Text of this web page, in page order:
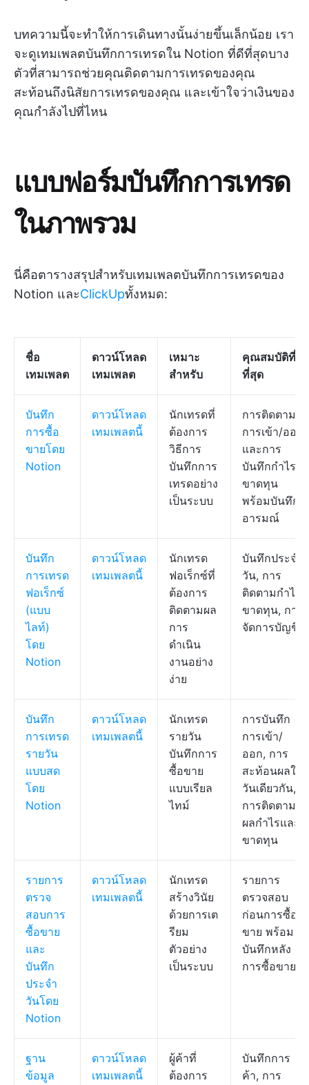
บทความนี้จะทำให้การเดินทางนั้นง่ายขึ้นเล็กน้อย เรา
จะดูเทมเพลตบันทึกการเทรดใน Notion ที่ดีที่สุดบาง
ตัวที่สามารถช่วยคุณติดตามการเทรดของคุณ
สะท้อนถึงนิสัยการเทรดของคุณ และเข้าใจว่าเงินของ
คุณกำลังไปที่ไหน
แบบฟอร์มบันทึกการเทรด
ในภาพรวม
นี่คือตารางสรุปสำหรับเทมเพลตบันทึกการเทรดของ
Notion และClickUpทั้งหมด:
ชื่อ
เทมเพลต
ดาวน์โหลด
เทมเพลต
เหมาะ
สำหรับ
คุณสมบัติที่ดี
ที่สุด
บันทึก
การซื้อ
ขายโดย
Notion
ดาวน์โหลด
เทมเพลตนี้
นักเทรดที่
ต้องการ
วิธีการ
บันทึกการ
เทรดอย่าง
เป็นระบบ
การติดตาม
การเข้า/ออก
และการ
บันทึกกำไร
ขาดทุน
พร้อมบันทึก
อารมณ์
บันทึก
การเทรด
ฟอเร็กซ์
(แบบ
ไลท์)
โดย
Notion
ดาวน์โหลด
เทมเพลตนี้
นักเทรด
ฟอเร็กซ์ที่
ต้องการ
ติดตามผล
การ
ดำเนิน
งานอย่าง
ง่าย
บันทึกประจำ
วัน, การ
ติดตามกำไร
ขาดทุน, การ
จัดการบัญชี
บันทึก
การเทรด
รายวัน
แบบสด
โดย
Notion
ดาวน์โหลด
เทมเพลตนี้
นักเทรด
รายวัน
บันทึกการ
ซื้อขาย
แบบเรียล
ไทม์
การบันทึก
การเข้า/
ออก, การ
สะท้อนผลใน
วันเดียวกัน,
การติดตาม
ผลกำไรและ
ขาดทุน
รายการ
ตรวจ
สอบการ
ซื้อขาย
และ
บันทึก
ประจำ
วันโดย
Notion
ดาวน์โหลด
เทมเพลตนี้
นักเทรด
สร้างวินัย
ด้วยการเต
รียม
ตัวอย่าง
เป็นระบบ
รายการ
ตรวจสอบ
ก่อนการซื้อ
ขาย พร้อม
บันทึกหลัง
การซื้อขาย
ฐาน
ข้อมูล
ดาวน์โหลด
เทมเพลตนี้
ผู้ค้าที่
ต้องการ
บันทึกการ
ค้า, การ